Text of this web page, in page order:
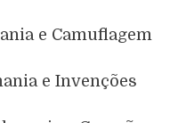
e Camuflagem
e Invenções